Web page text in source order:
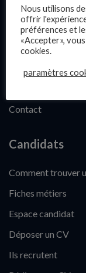
Présentation
Publier une
Offres d’emploi
Questions
Contact
Candidats
Comment trouver
Fiches métiers
Espace candidat
Déposer un CV
Ils recrutent
Nous utilisons
offrir
préférences et
«Accepter»,
cookies.
paramètres